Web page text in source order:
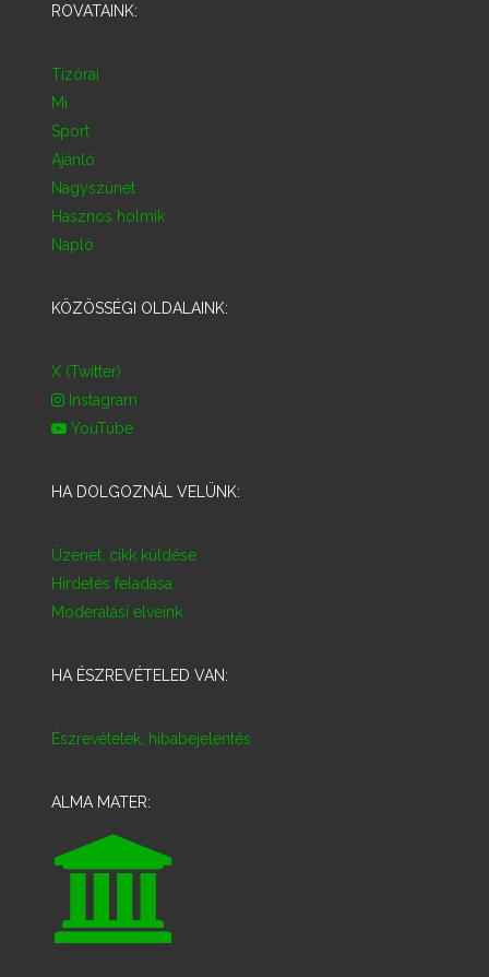
ROVATAINK:
Tízórai
Mi
Sport
Ajánló
Nagyszünet
Hasznos holmik
Napló
KÖZÖSSÉGI OLDALAINK:
X (Twitter)
Instagram
YouTube
HA DOLGOZNÁL VELÜNK:
Üzenet, cikk küldése
Hirdetés feladása
Moderálási elveink
HA ÉSZREVÉTELED VAN:
Észrevételek, hibabejelentés
ALMA MATER: